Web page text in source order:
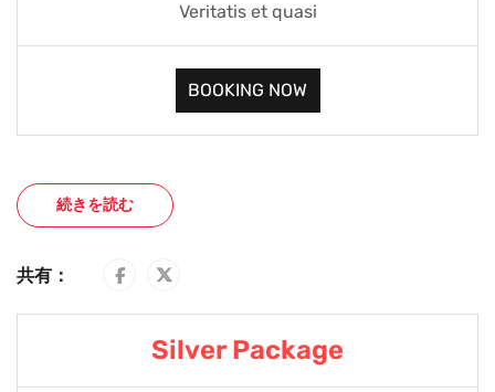
Veritatis et quasi
BOOKING NOW
続きを読む
共有：
Silver Package